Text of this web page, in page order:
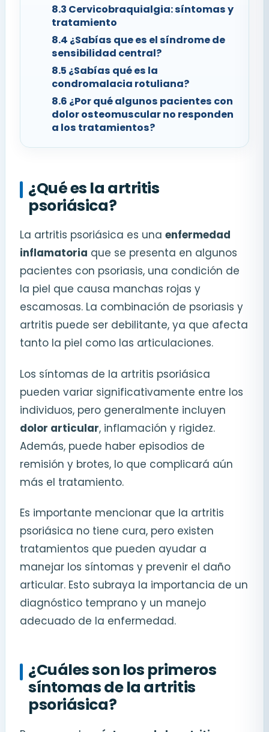
8.3 Cervicobraquialgia: síntomas y
tratamiento
8.4 ¿Sabías que es el síndrome de
sensibilidad central?
8.5 ¿Sabías qué es la
condromalacia rotuliana?
8.6 ¿Por qué algunos pacientes con
dolor osteomuscular no responden
a los tratamientos?
¿Qué es la artritis
psoriásica?
La artritis psoriásica es una enfermedad
inflamatoria que se presenta en algunos
pacientes con psoriasis, una condición de
la piel que causa manchas rojas y
escamosas. La combinación de psoriasis y
artritis puede ser debilitante, ya que afecta
tanto la piel como las articulaciones.
Los síntomas de la artritis psoriásica
pueden variar significativamente entre los
individuos, pero generalmente incluyen
dolor articular, inflamación y rigidez.
Además, puede haber episodios de
remisión y brotes, lo que complicará aún
más el tratamiento.
Es importante mencionar que la artritis
psoriásica no tiene cura, pero existen
tratamientos que pueden ayudar a
manejar los síntomas y prevenir el daño
articular. Esto subraya la importancia de un
diagnóstico temprano y un manejo
adecuado de la enfermedad.
¿Cuáles son los primeros
síntomas de la artritis
psoriásica?